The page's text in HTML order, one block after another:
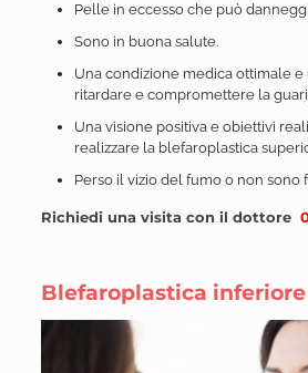
Pelle in eccesso che può
Sono in buona salute.
Una condizione medica ottimale e
ritardare e compromettere la
Una visione positiva e obiettivi
realizzare la blefaroplastica
Perso il vizio del fumo o non sono
Richiedi una visita con il dottore
Blefaroplastica inferiore